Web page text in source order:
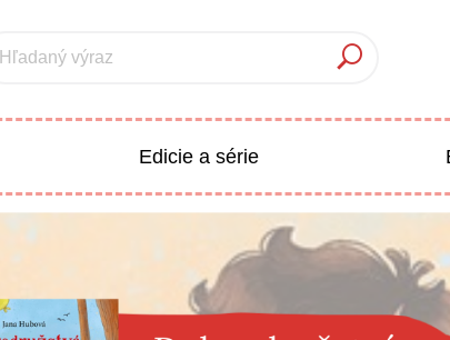
Hľadaný výraz
Doplnkový
Populárno -
Edicie a série